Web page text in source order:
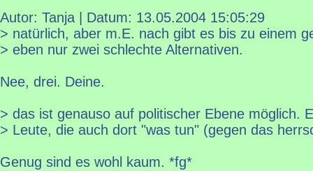
Autor: Tanja | Datum: 13.05.2004 15:05:29
> natürlich, aber m.E. nach gibt es bis zu einem
> eben nur zwei schlechte Alternativen.
Nee, drei. Deine.
> das ist genauso auf politischer Ebene möglich.
> Leute, die auch dort "was tun" (gegen das
Genug sind es wohl kaum. *fg*